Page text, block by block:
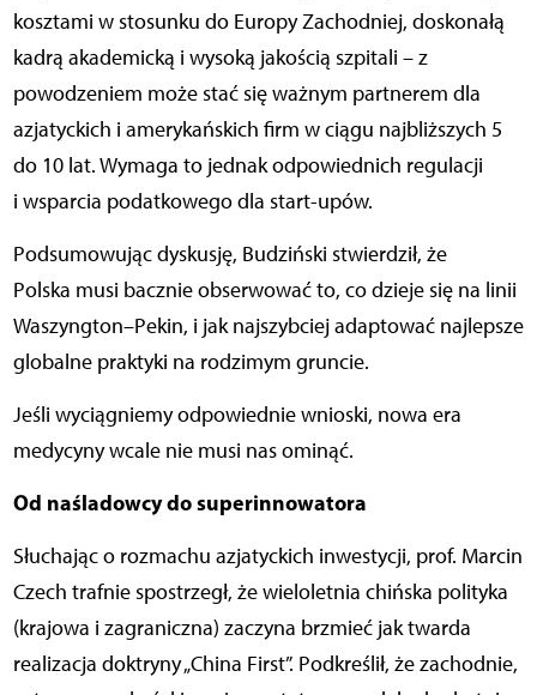
kosztami w stosunku do Europy Zachodniej, doskonałą
kadrą akademicką i wysoką jakością szpitali – z
powodzeniem może stać się ważnym partnerem dla
azjatyckich i amerykańskich firm w ciągu najbliższych 5
do 10 lat. Wymaga to jednak odpowiednich regulacji
i wsparcia podatkowego dla start-upów.
Podsumowując dyskusję, Budziński stwierdził, że
Polska musi bacznie obserwować to, co dzieje się na linii
Waszyngton–Pekin, i jak najszybciej adaptować najlepsze
globalne praktyki na rodzimym gruncie.
Jeśli wyciągniemy odpowiednie wnioski, nowa era
medycyny wcale nie musi nas ominąć.
Od naśladowcy do superinnowatora
Słuchając o rozmachu azjatyckich inwestycji, prof. Marcin
Czech trafnie spostrzegł, że wieloletnia chińska polityka
(krajowa i zagraniczna) zaczyna brzmieć jak twarda
realizacja doktryny „China First”. Podkreślił, że zachodnie,